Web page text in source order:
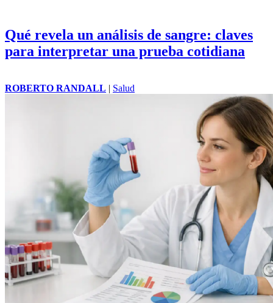
Qué revela un análisis de sangre: claves
para interpretar una prueba cotidiana
ROBERTO RANDALL | Salud